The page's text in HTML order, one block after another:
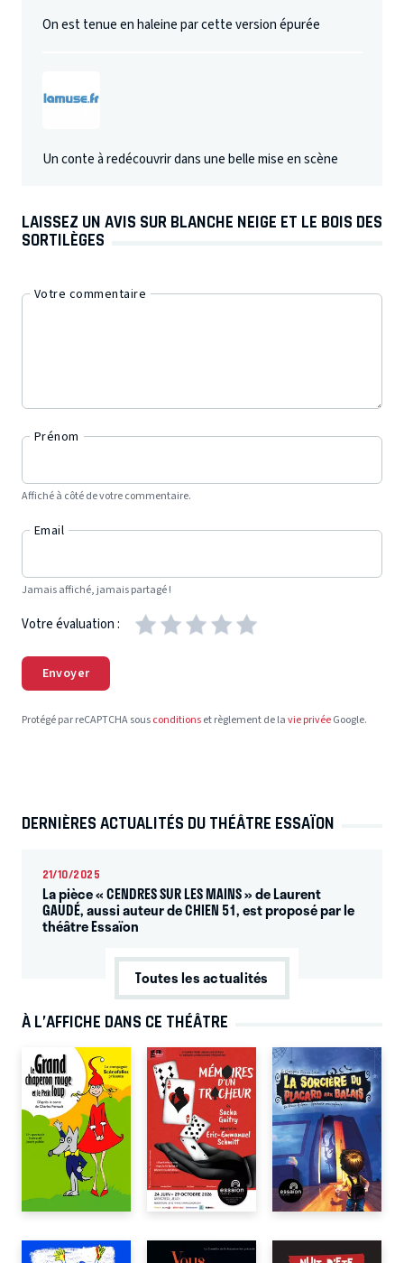
On est tenue en haleine par cette version épurée
Un conte à redécouvrir dans une belle mise en scène
LAISSEZ UN AVIS SUR BLANCHE NEIGE ET LE BOIS DES
SORTILÈGES
Votre commentaire
Prénom
Affiché à côté de votre commentaire.
Email
Jamais affiché, jamais partagé !
Votre évaluation :
Envoyer
Protégé par reCAPTCHA sousconditionset règlement de lavie privéeGoogle.
DERNIÈRES ACTUALITÉS DU THÉÂTRE ESSAÏON
21/10/2025
La pièce « CENDRES SUR LES MAINS » de Laurent
GAUDÉ, aussi auteur de CHIEN 51, est proposé par le
théâtre Essaïon
Toutes les actualités
À L’AFFICHE DANS CE THÉÂTRE